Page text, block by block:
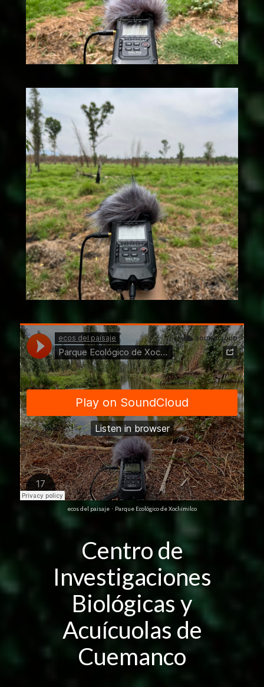
ecos del paisaje · Parque Ecológico de Xochimilco
Centro de
Investigaciones
Biológicas y
Acuícuolas de
Cuemanco